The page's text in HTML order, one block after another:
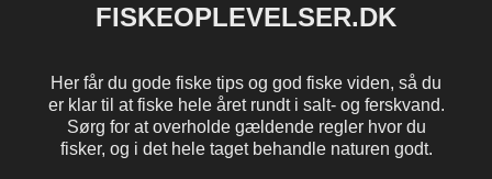
FISKEOPLEVELSER.DK
Her får du gode fiske tips og god fiske viden, så du
er klar til at fiske hele året rundt i salt- og ferskvand.
Sørg for at overholde gældende regler hvor du
fisker, og i det hele taget behandle naturen godt.